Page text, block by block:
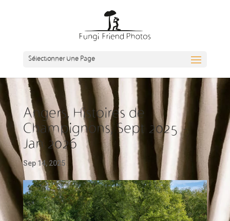
Sélectionner Une Page
Angers, Histoires de
Champignons, Sept 2025 –
Jan 2026
Sep 14, 2025